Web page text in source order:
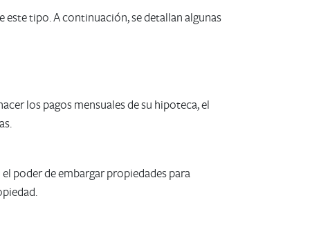
este tipo. A continuación, se detallan algunas
los pagos mensuales de su hipoteca, el
poder de embargar propiedades para